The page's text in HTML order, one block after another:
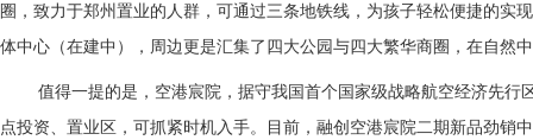
圈，致力于郑州置业的人群，可通过三条地铁线，为孩子轻松便捷的实
体中心（在建中），周边更是汇集了四大公园与四大繁华商圈，在自然
值得一提的是，空港宸院，据守我国首个国家级战略航空经济先
点投资、置业区，可抓紧时机入手。目前，融创空港宸院二期新品劲